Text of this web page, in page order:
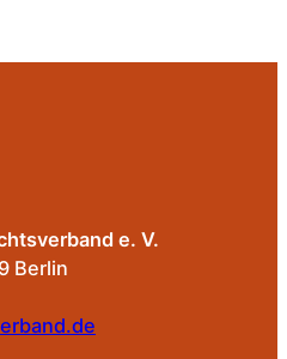
e. V.
Berlin